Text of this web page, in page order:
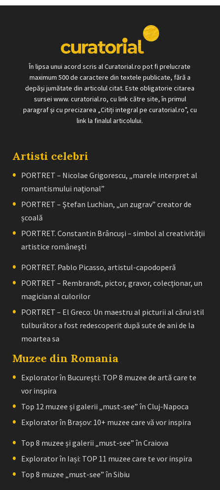
În lipsa unui acord scris al Curatorial.ro pot fi prelucrate
maximum 500 de caractere din textele publicate, fără a
depăși jumătate din articolul citat. Este obligatorie citarea
sursei www. curatorial.ro, cu link către site, în primul
paragraf și cu precizarea „Citiți integral pe curatorial.ro”, cu
link la finalul articolului.
Artisti celebri
PORTRET – Nicolae Grigorescu, „marele interpret al
romantismului naţional”
PORTRET – Ştefan Luchian, „un zugrav” creator de
școală
PORTRET. Constantin Brâncuşi – simbol al creativităţii
artistice româneşti
PORTRET. Pablo Picasso, artistul-capodoperă
PORTRET – Rembrandt, pictor, gravor, colecţionar, un
magician al culorilor
PORTRET – El Greco: Un maestru al picturii al cărui stil
tulburător a fost redescoperit după sute de ani de la
moartea sa
Muzee din Romania
Explorator în București: TOP 8 muzee de artă care te
vor inspira
Top 12 muzee și galerii „must-see” în Cluj-Napoca
Explorator în Brașov: 10+ muzee care vă vor inspira
Top 8 muzee și galerii „must-see” în Craiova
Explorator în Iași: TOP 11 muzee care te vor inspira
Top 8 muzee „must-see” în Sibiu